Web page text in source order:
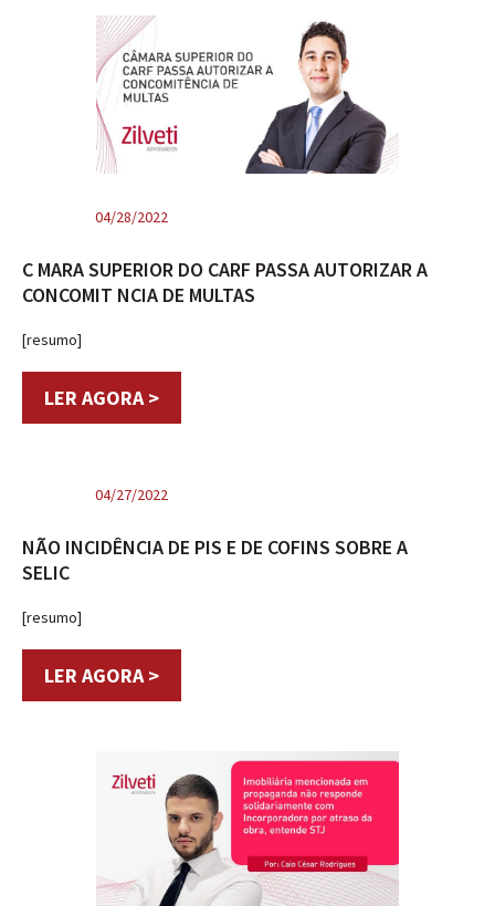
04/28/2022
C MARA SUPERIOR DO CARF PASSA AUTORIZAR A
CONCOMIT NCIA DE MULTAS
[resumo]
LER AGORA >
04/27/2022
NÃO INCIDÊNCIA DE PIS E DE COFINS SOBRE A
SELIC
[resumo]
LER AGORA >